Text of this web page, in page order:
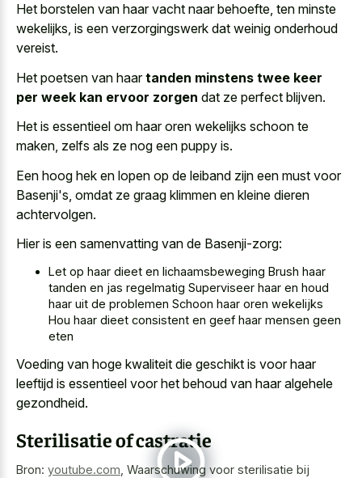
Het borstelen van haar vacht naar behoefte, ten minste
wekelijks, is een verzorgingswerk dat weinig onderhoud
vereist.
Het poetsen van haartanden minstens twee keer
per week kan ervoor zorgen dat ze perfect blijven.
Het is essentieel om haar oren wekelijks schoon te
maken, zelfs als ze nog een puppy is.
Een hoog hek en lopen op de leiband zijn een must voor
Basenji's, omdat ze graag klimmen en kleine dieren
achtervolgen.
Hier is een samenvatting van de Basenji-zorg:
Let op haar dieet en lichaamsbeweging Brush haar
tanden en jas regelmatig Superviseer haar en houd
haar uit de problemen Schoon haar oren wekelijks
Hou haar dieet consistent en geef haar mensen geen
eten
Voeding van hoge kwaliteit die geschikt is voor haar
leeftijd is essentieel voor het behoud van haar algehele
gezondheid.
Sterilisatie of castratie
Bron: youtube.com Waarschuwing voor sterilisatie bij